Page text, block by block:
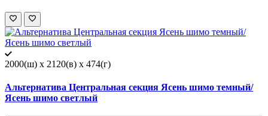
2000(ш) x 2120(в) x 474(г)
Альтернатива Центральная секция Ясень шимо темный/
Ясень шимо светлый